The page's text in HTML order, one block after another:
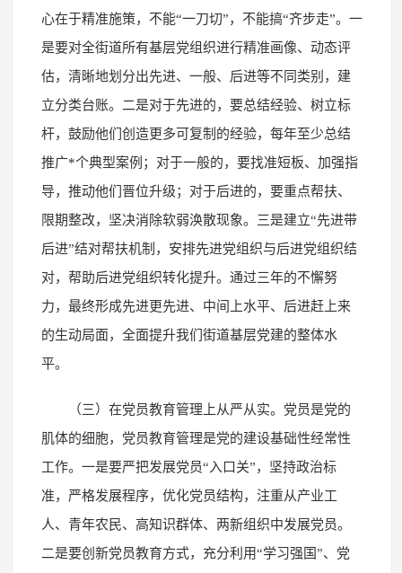
心在于精准施策，不能“一刀切”，不能搞“齐步走”。一
是要对全街道所有基层党组织进行精准画像、动态评
估，清晰地划分出先进、一般、后进等不同类别，建
立分类台账。二是对于先进的，要总结经验、树立标
杆，鼓励他们创造更多可复制的经验，每年至少总结
推广*个典型案例；对于一般的，要找准短板、加强指
导，推动他们晋位升级；对于后进的，要重点帮扶、
限期整改，坚决消除软弱涣散现象。三是建立“先进带
后进”结对帮扶机制，安排先进党组织与后进党组织结
对，帮助后进党组织转化提升。通过三年的不懈努
力，最终形成先进更先进、中间上水平、后进赶上来
的生动局面，全面提升我们街道基层党建的整体水
平。
（三）在党员教育管理上从严从实。党员是党的
肌体的细胞，党员教育管理是党的建设基础性经常性
工作。一是要严把发展党员“入口关”，坚持政治标
准，严格发展程序，优化党员结构，注重从产业工
人、青年农民、高知识群体、两新组织中发展党员。
二是要创新党员教育方式，充分利用“学习强国”、党